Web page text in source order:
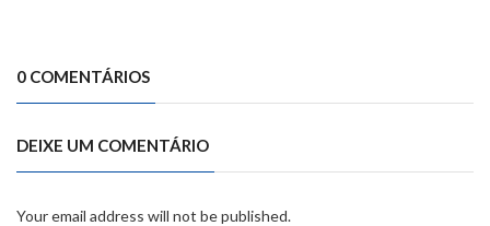
0 COMENTÁRIOS
DEIXE UM COMENTÁRIO
Your email address will not be published.